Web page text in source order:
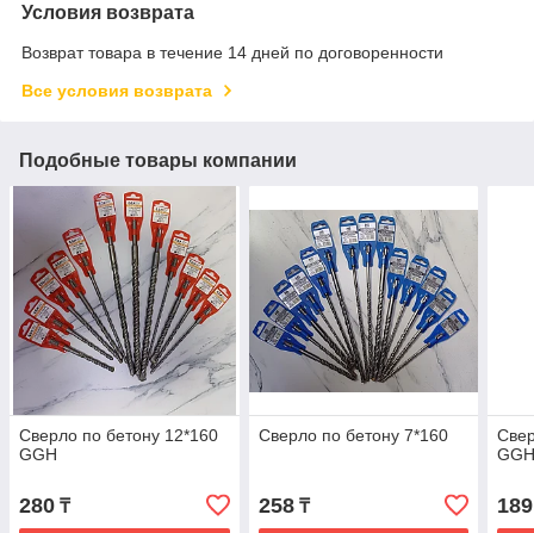
Условия возврата
Возврат товара в течение 14 дней по договоренности
Все условия возврата
Подобные товары компании
Сверло по бетону 12*160
GGH
280 ₸
Сверло по бетону 7*160
258₸ 189